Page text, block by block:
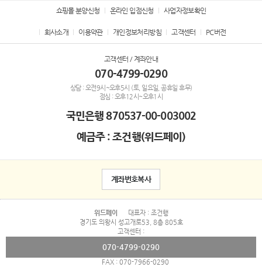
쇼핑몰 분양신청 온라인 입점신청 사업자정보확인
회사소개 이용약관 개인정보처리방침 고객센터 PC버전
고객센터 / 계좌안내
070-4799-0290
상담 : 오전9시~오후5시 (토, 일요일, 공휴일 휴무)
점심 : 오후12시~오후1시
국민은행870537-00-003002
예금주 : 조건행(위드페이)
계좌번호복사
위드페이
대표자 : 조건행
경기도 의왕시 성고개로53, 8층 805호
고객센터 :
070-4799-0290
FAX : 070-7966-0290